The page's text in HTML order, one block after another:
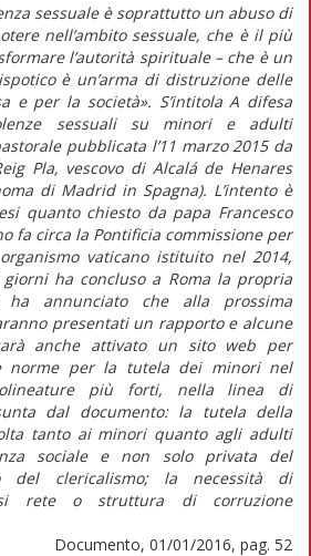
sessuale è soprattutto un abuso di
nell’ambito sessuale, che è il più
l’autorità spirituale – che è un
è un’arma di distruzione delle
e per la società». S’intitola A difesa
sessuali su minori e adulti
pubblicata l’11 marzo 2015 da
Pla, vescovo di Alcalá de Henares
di Madrid in Spagna). L’intento è
quanto chiesto da papa Francesco
fa circa la Pontificia commissione per
vaticano istituito nel 2014,
ha concluso a Roma la propria
annunciato che alla prossima
presentati un rapporto e alcune
anche attivato un sito web per
norme per la tutela dei minori nel
più forti, nella linea di
dal documento: la tutela della
tanto ai minori quanto agli adulti
sociale e non solo privata del
del clericalismo; la necessità di
rete o struttura di corruzione
Documento, 01/01/2016, pag. 52